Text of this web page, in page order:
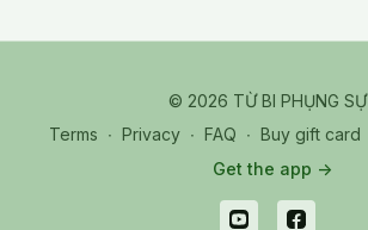
© 2026 TỪ BI PHỤNG SỰ
Terms ∙ Privacy ∙ FAQ ∙ Buy gift card
Get the app ->